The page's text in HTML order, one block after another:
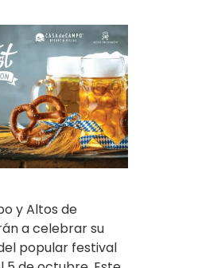
y Altos de
a celebrar su
popular festival